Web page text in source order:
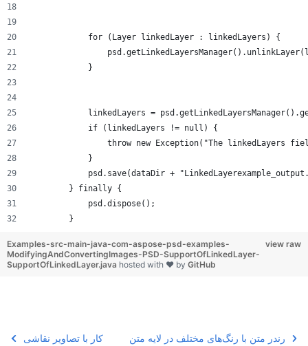
            for (Layer linkedLayer : linkedLayers) {
            }
linkedLayers =
            if (linkedLayers != null) {
throw new Exception("The linkedLayers
            }
psd.save(dataDir +
        } finally {
            psd.dispose();
        }
view raw
Examples-src-main-java-com-aspose-psd-examples-
ModifyingAndConvertingImages-PSD-SupportOfLinkedLayer-
SupportOfLinkedLayer.java hosted with ❤ by GitHub
کار با تصاویر نقاشی رندر متن با رنگ‌های مختلف در لایه متن